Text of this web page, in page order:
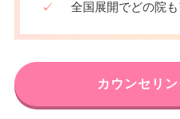
✓ 全国展開でどの院
カウンセリ